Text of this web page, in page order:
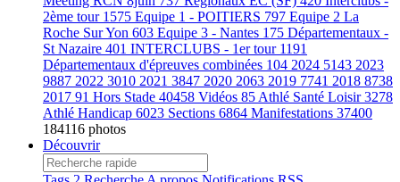
2ème tour 1575 Equipe 1 - POITIERS 797 Equipe 2 La
Roche Sur Yon 603 Equipe 3 - Nantes 175 Départementaux -
St Nazaire 401 INTERCLUBS - 1er tour 1191
Départementaux d'épreuves combinées 104 2024 5143 2023
9887 2022 3010 2021 3847 2020 2063 2019 7741 2018 8738
2017 91 Hors Stade 40458 Vidéos 85 Athlé Santé Loisir3278
Athlé Handicap 6023 Sections 6864 Manifestations 37400
184116 photos
Découvrir